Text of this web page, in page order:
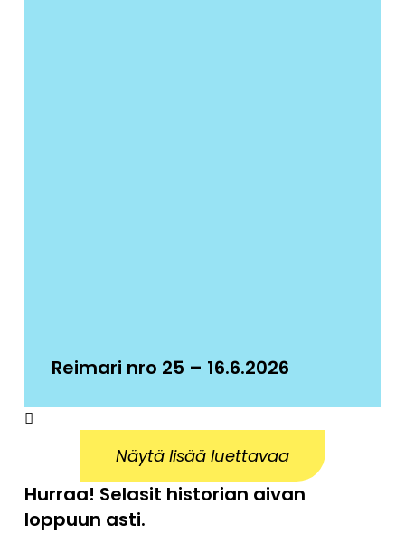
Reimari nro 25 – 16.6.2026
Näytä lisää luettavaa
Hurraa! Selasit historian aivan
loppuun asti.